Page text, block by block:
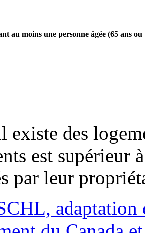
au moins une personne âgée (65 ans ou
existe des
est supérieur
par leur
adaptation